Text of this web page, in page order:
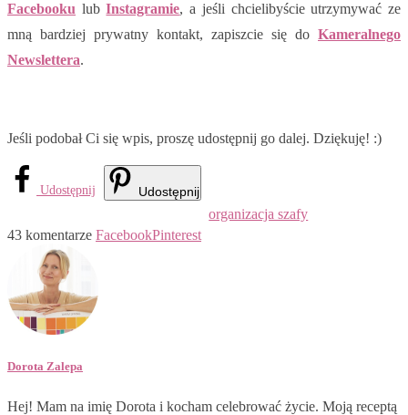
Facebooku lubInstagramie, a jeśli chcielibyście utrzymywać ze
mną bardziej prywatny kontakt, zapiszcie się do Kameralnego
Newslettera.
Jeśli podobał Ci się wpis, proszę udostępnij go dalej. Dziękuję! :)
Udostępnij Udostępnij
organizacja szafy
43 komentarze FacebookPinterest
Dorota Zalepa
Hej! Mam na imię Dorota i kocham celebrować życie. Moją receptą